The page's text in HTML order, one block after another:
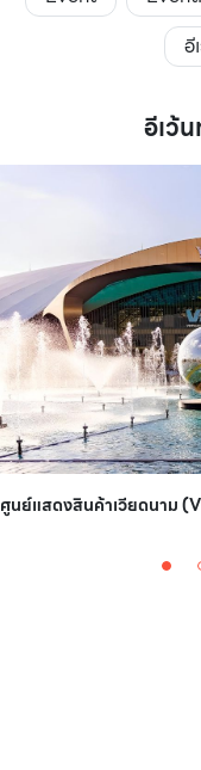
อี
อีเว้
ศูนย์แสดงสินค้าเวียดนาม